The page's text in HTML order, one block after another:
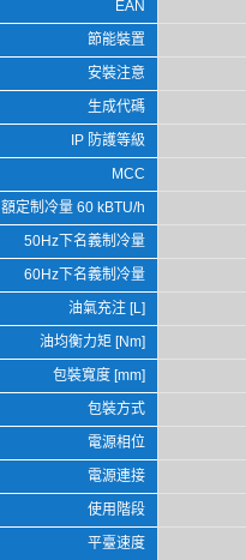
EAN
節能裝置
安裝注意
生成代碼
IP 防護等級
MCC
額定制冷量 60 kBTU/h
50Hz下名義制冷量
60Hz下名義制冷量
油氣充注 [L]
油均衡力矩 [Nm]
包裝寬度 [mm]
包裝方式
電源相位
電源連接
使用階段
平臺速度